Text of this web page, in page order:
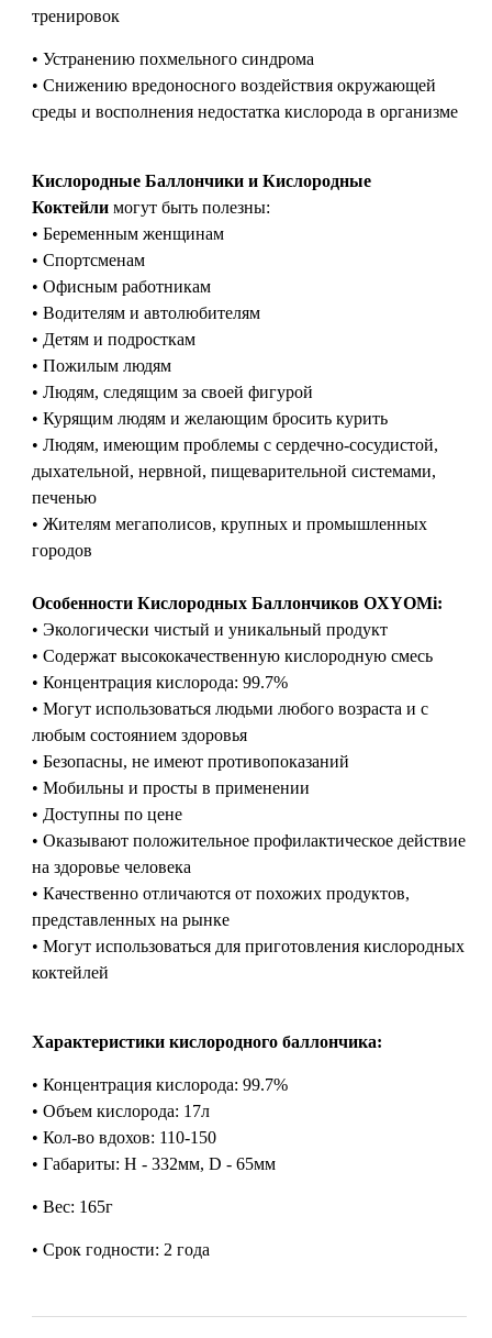
тренировок
• Устранению похмельного синдрома
• Снижению вредоносного воздействия окружающей
среды и восполнения недостатка кислорода в организме
Кислородные Баллончики и Кислородные
Коктейли могут быть полезны:
• Беременным женщинам
• Спортсменам
• Офисным работникам
• Водителям и автолюбителям
• Детям и подросткам
• Пожилым людям
• Людям, следящим за своей фигурой
• Курящим людям и желающим бросить курить
• Людям, имеющим проблемы с сердечно-сосудистой,
дыхательной, нервной, пищеварительной системами,
печенью
• Жителям мегаполисов, крупных и промышленных
городов
Особенности Кислородных БаллончиковOXYOMi:
• Экологически чистый и уникальный продукт
• Содержат высококачественную кислородную смесь
• Концентрация кислорода: 99.7%
• Могут использоваться людьми любого возраста и с
любым состоянием здоровья
• Безопасны, не имеют противопоказаний
• Мобильны и просты в применении
• Доступны по цене
• Оказывают положительное профилактическое действие
на здоровье человека
• Качественно отличаются от похожих продуктов,
представленных на рынке
• Могут использоваться для приготовления кислородных
коктейлей
Характеристики кислородного баллончика:
• Концентрация кислорода: 99.7%
• Объем кислорода: 17л
• Кол-во вдохов: 110-150
• Габариты: H - 332мм, D - 65мм
• Вес: 165г
• Срок годности: 2 года